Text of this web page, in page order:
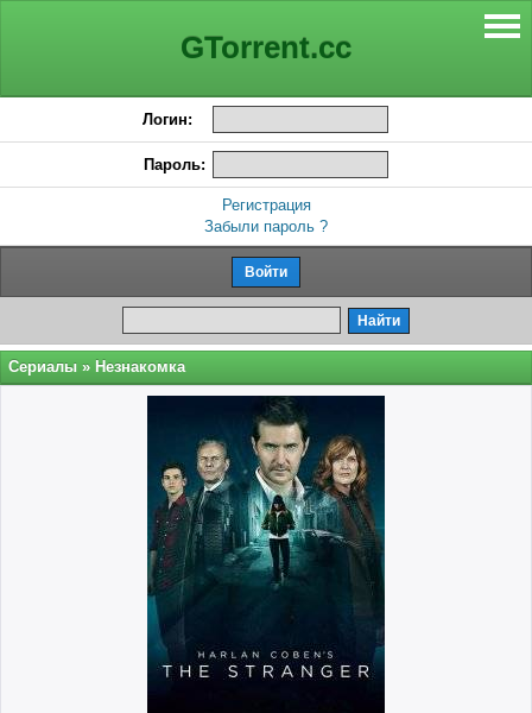
GTorrent.cc
Логин:
Пароль:
Регистрация
Забыли пароль ?
Сериалы » Незнакомка